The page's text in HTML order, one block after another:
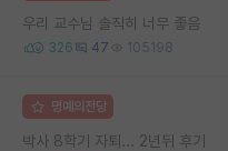
우리 교수님 솔직히 너무 좋음
326 47 105198
명예의전당
박사 8학기 자퇴... 2년뒤 후기